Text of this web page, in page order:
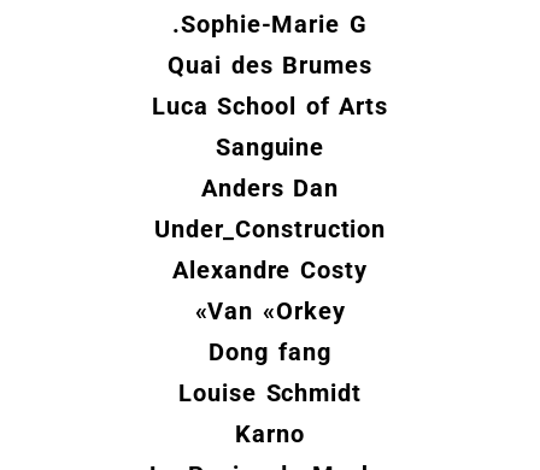
Sophie-Marie G.
Quai des Brumes
Luca School of Arts
Sanguine
Anders Dan
Under_Construction
Alexandre Costy
Van «Orkey»
Dong fang
Louise Schmidt
Karno